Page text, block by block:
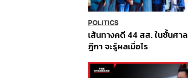
POLITICS
เส้นทางคดี 44 สส. ในชั้นศาล
ฎีกา จะรู้ผลเมื่อไร